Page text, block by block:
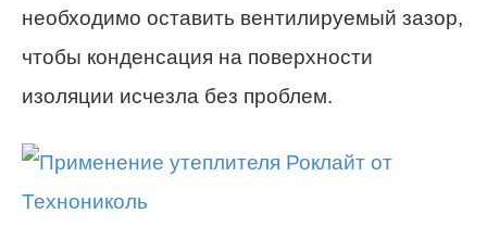
необходимо оставить вентилируемый зазор,
чтобы конденсация на поверхности
изоляции исчезла без проблем.